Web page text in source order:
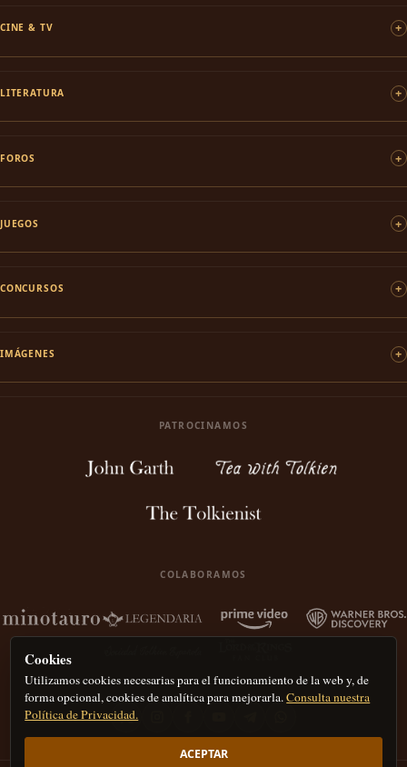
CINE & TV
LITERATURA
FOROS
JUEGOS
CONCURSOS
IMÁGENES
PATROCINAMOS
COLABORAMOS
Cookies
Utilizamos cookies necesarias para el funcionamiento de la web y, de
forma opcional, cookies de analítica para mejorarla.Consulta nuestra
Política de Privacidad.
ACEPTAR